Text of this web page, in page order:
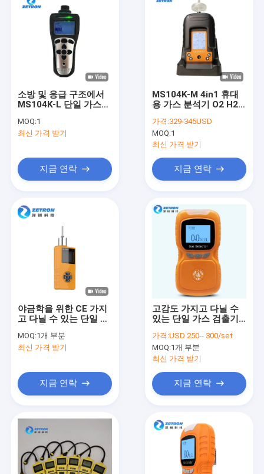
우리에 대하여
공장 여행
연락주세요
인용문을 요구하세요
휴대용 다 가스탐지기
휴대용 단 하나 가스탐지기
개인적 가스 검출기
소방 및 응급 구조에서
MS104K-L 단일 가스
MOQ:1
최신 가격 받기
지금 연락
MS104K-M 4in1 휴대
용 가스 분석기 O2 H2S
가스 탐지기
가격:329-345USD
MOQ:1
최신 가격 받기
지금 연락
야금학을 위한 CE 가지
고 다닐 수 있는 단일 가
태
MOQ:1개 부분
최신 가격 받기
지금 연락
고감도 가지고 다닐 수
있는 단일 가스 검출기
입니다
가격:USD 250-- 300/set
MOQ:1개 부분
최신 가격 받기
지금 연락